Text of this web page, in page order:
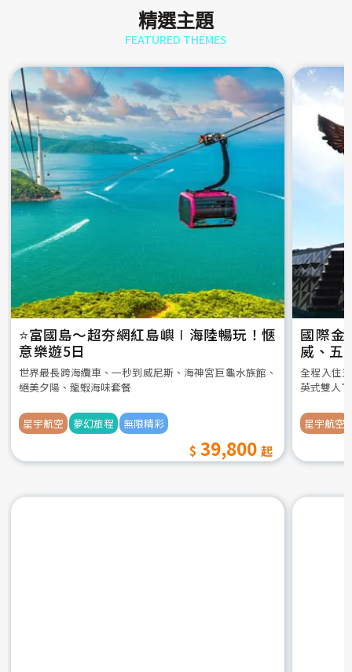
精選主題
FEATURED THEMES
⭐️富國島～超夯網紅島嶼∣海陸暢玩！愜
意樂遊5日
世界最長跨海纜車、一秒到威尼斯、海神宮巨龜水族館、
絕美夕陽、龍蝦海味套餐
星宇航空 夢幻旅程 無限精彩
39,800
國際金
威、五
全程入住
英式雙人
星宇航空